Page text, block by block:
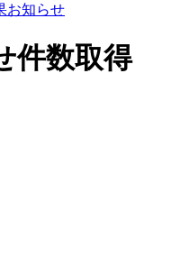
お知らせ
件数取得